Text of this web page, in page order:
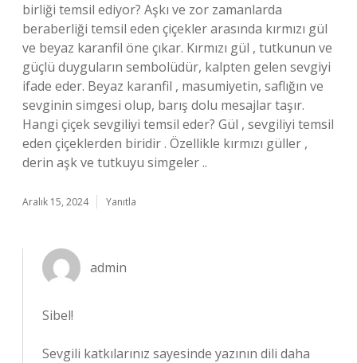
birliği temsil ediyor? Aşkı ve zor zamanlarda
beraberliği temsil eden çiçekler arasında kırmızı gül
ve beyaz karanfil öne çıkar. Kırmızı gül , tutkunun ve
güçlü duyguların sembolüdür, kalpten gelen sevgiyi
ifade eder. Beyaz karanfil , masumiyetin, saflığın ve
sevginin simgesi olup, barış dolu mesajlar taşır.
Hangi çiçek sevgiliyi temsil eder? Gül , sevgiliyi temsil
eden çiçeklerden biridir . Özellikle kırmızı güller ,
derin aşk ve tutkuyu simgeler ..
Aralık 15, 2024 Yanıtla
admin
Sibel!
Sevgili katkılarınız sayesinde yazının dili daha